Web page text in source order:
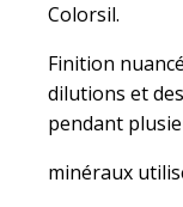
Colorsil.
Finition
dilutions et
pendant
minéraux